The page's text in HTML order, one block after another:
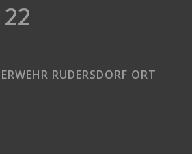
RUDERSDORF ORT